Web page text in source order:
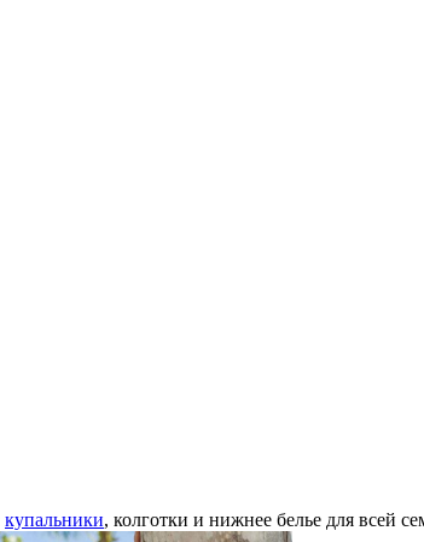
купальники, колготки и нижнее белье для всей